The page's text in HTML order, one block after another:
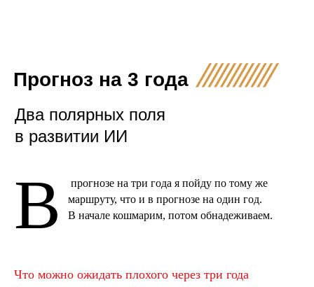
Прогноз на 3 года
Два полярных поля
в развитии ИИ
В
прогнозе на три года я пойду по тому же
маршруту, что и в прогнозе на один год.
В начале кошмарим, потом обнадеживаем.
Что можно ожидать плохого через три года